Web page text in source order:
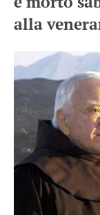
alla